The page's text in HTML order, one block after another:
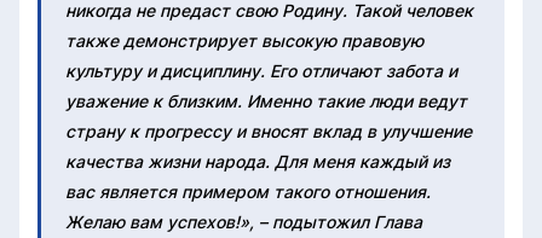
никогда не предаст свою Родину. Такой человек
также демонстрирует высокую правовую
культуру и дисциплину. Его отличают забота и
уважение к близким. Именно такие люди ведут
страну к прогрессу и вносят вклад в улучшение
качества жизни народа. Для меня каждый из
вас является примером такого отношения.
Желаю вам успехов!», – подытожил Глава